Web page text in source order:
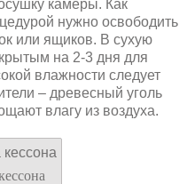
камеры. Как
нужно освободить
или ящиков. В сухую
на 2-3 дня для
влажности следует
– древесный уголь
влагу из воздуха.